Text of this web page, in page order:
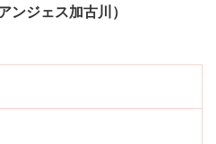
アンジェス加古川）